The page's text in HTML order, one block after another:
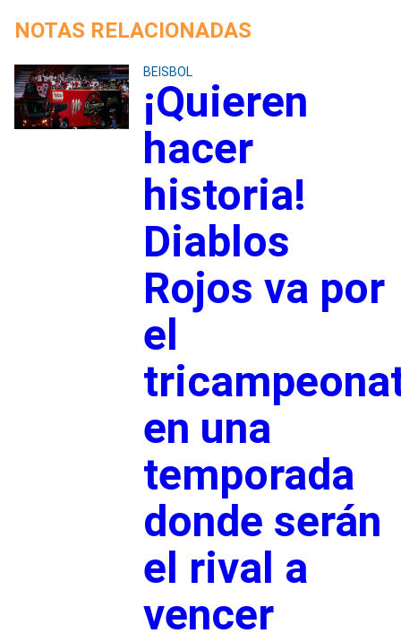
NOTAS RELACIONADAS
BEISBOL
¡Quieren
hacer
historia!
Diablos
Rojos va por
el
en una
temporada
donde serán
el rival a
vencer